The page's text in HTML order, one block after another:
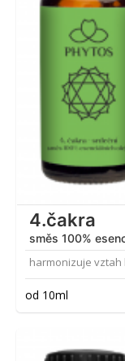
4.čakra
směs 100%
harmonizuje vztah
od 10ml